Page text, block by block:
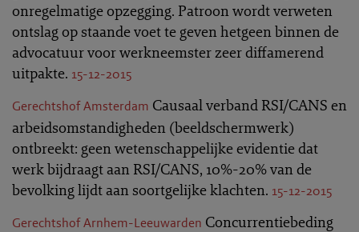
onregelmatige opzegging. Patroon wordt verweten
ontslag op staande voet te geven hetgeen binnen de
advocatuur voor werkneemster zeer diffamerend
uitpakte. 15-12-2015
Gerechtshof Amsterdam Causaal verband RSI/CANS en
arbeidsomstandigheden (beeldschermwerk)
ontbreekt: geen wetenschappelijke evidentie dat
werk bijdraagt aan RSI/CANS, 10%-20% van de
bevolking lijdt aan soortgelijke klachten. 15-12-2015
Gerechtshof Arnhem-Leeuwarden Concurrentiebeding